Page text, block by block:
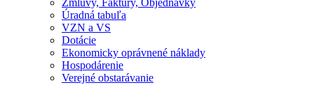
Zmluvy, Faktúry, Objednávky
Úradná tabuľa
VZN a VS
Dotácie
Ekonomicky oprávnené náklady
Hospodárenie
Verejné obstarávanie